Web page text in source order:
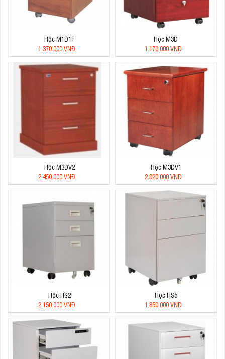
Hộc M1D1F
1.370.000 VNĐ
Hộc M3D
1.170.000 VNĐ
Hộc M3DV2
2.450.000 VNĐ
Hộc M3DV1
2.020.000 VNĐ
Hộc HS2
2.150.000 VNĐ
Hộc HS5
1.850.000 VNĐ